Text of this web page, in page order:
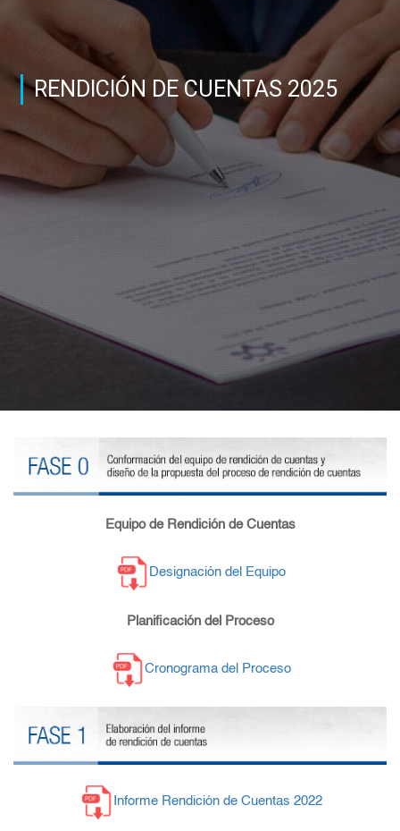
RENDICIÓN DE CUENTAS 2025
Equipo de Rendición de Cuentas
Designación del Equipo
Planificación del Proceso
Cronograma del Proceso
Informe Rendición de Cuentas 2022